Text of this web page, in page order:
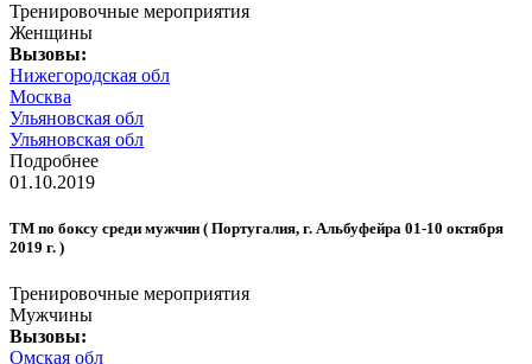
Тренировочные мероприятия
Женщины
Вызовы:
Нижегородская обл
Москва
Ульяновская обл
Ульяновская обл
Подробнее
01.10.2019
ТМ по боксу среди мужчин ( Португалия, г. Альбуфейра 01-10 октября
2019 г. )
Тренировочные мероприятия
Мужчины
Вызовы:
Омская обл